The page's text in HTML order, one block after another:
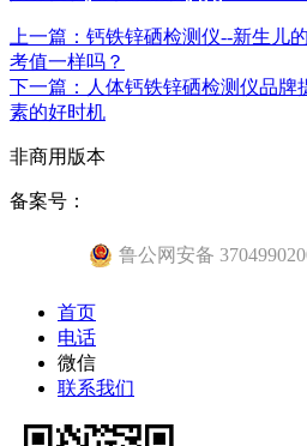
上一篇：钙铁锌硒检测仪--新生儿
考值一样吗？
下一篇：人体钙铁锌硒检测仪品牌
素的好时机
非商用版本
备案号：
鲁公网安备
首页
电话
微信
联系我们